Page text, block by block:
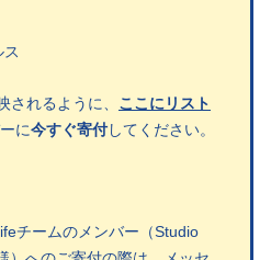
されるように、 ここにリスト
に今すぐ寄付してください。
チームのメンバー（Studio